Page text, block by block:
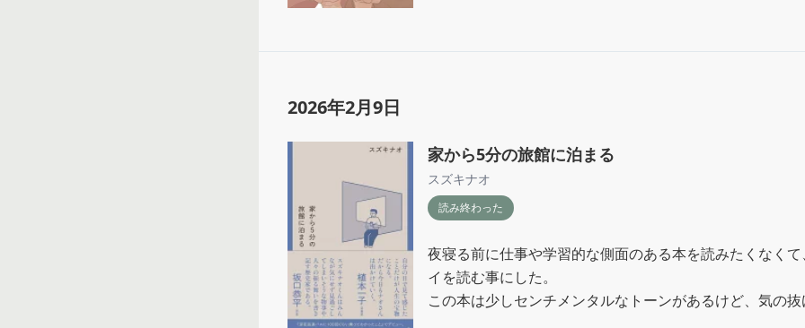
2026年2月9日
家から5分の旅館に泊まる
スズキナオ
読み終わった
夜寝る前に仕事や学習的な側面のある本を読みたくなく
イを読む事にした。
この本は少しセンチメンタルなトーンがあるけど、気の